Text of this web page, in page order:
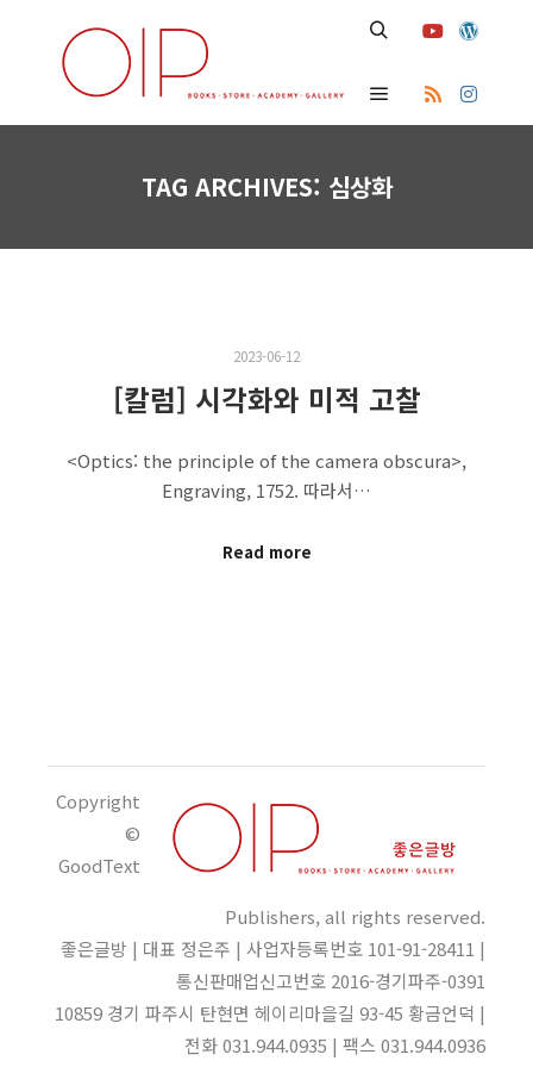
Main menu
TAG ARCHIVES: 심상화
2023-06-12
[칼럼] 시각화와 미적 고찰
<Optics: the principle of the camera obscura>,
Engraving, 1752. 따라서…
Read more
Copyright
©
GoodText
Publishers, all rights reserved.
좋은글방 | 대표 정은주 | 사업자등록번호 101-91-28411 |
통신판매업신고번호 2016-경기파주-0391
10859 경기 파주시 탄현면 헤이리마을길 93-45 황금언덕 |
전화 031.944.0935 | 팩스 031.944.0936